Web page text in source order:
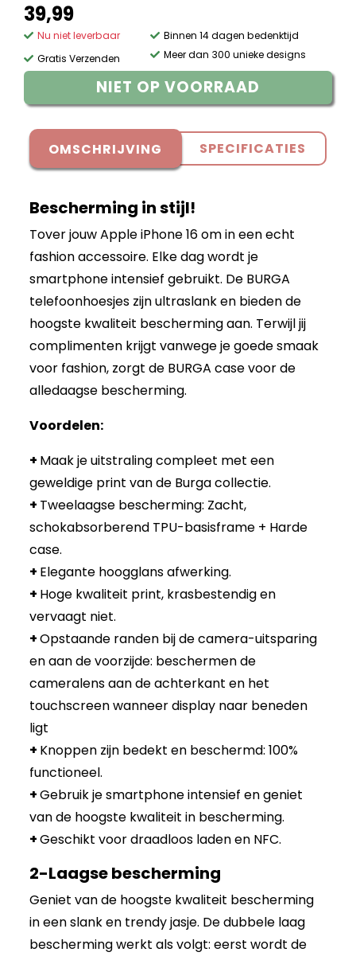
39,99
Nu niet leverbaar
Gratis Verzenden
Binnen 14 dagen bedenktijd
Meer dan 300 unieke designs
NIET OP VOORRAAD
OMSCHRIJVING SPECIFICATIES
Bescherming in stijl!
Tover jouw Apple iPhone 16 om in een echt
fashion accessoire. Elke dag wordt je
smartphone intensief gebruikt. De BURGA
telefoonhoesjes zijn ultraslank en bieden de
hoogste kwaliteit bescherming aan. Terwijl jij
complimenten krijgt vanwege je goede smaak
voor fashion, zorgt de BURGA case voor de
alledaagse bescherming.
Voordelen:
+ Maak je uitstraling compleet met een
geweldige print van de Burga collectie.
+ Tweelaagse bescherming: Zacht,
schokabsorberend TPU-basisframe + Harde
case.
+ Elegante hoogglans afwerking.
+ Hoge kwaliteit print, krasbestendig en
vervaagt niet.
+Opstaande randen bij de camera-uitsparing
en aan de voorzijde: beschermen de
cameralens aan de achterkant en het
touchscreen wanneer display naar beneden
ligt
+ Knoppen zijn bedekt en beschermd: 100%
functioneel.
+Gebruik je smartphone intensief en geniet
van de hoogste kwaliteit in bescherming.
+Geschikt voor draadloos laden en NFC.
2-Laagse bescherming
Geniet van de hoogste kwaliteit bescherming
in een slank en trendy jasje. De dubbele laag
bescherming werkt als volgt: eerst wordt de